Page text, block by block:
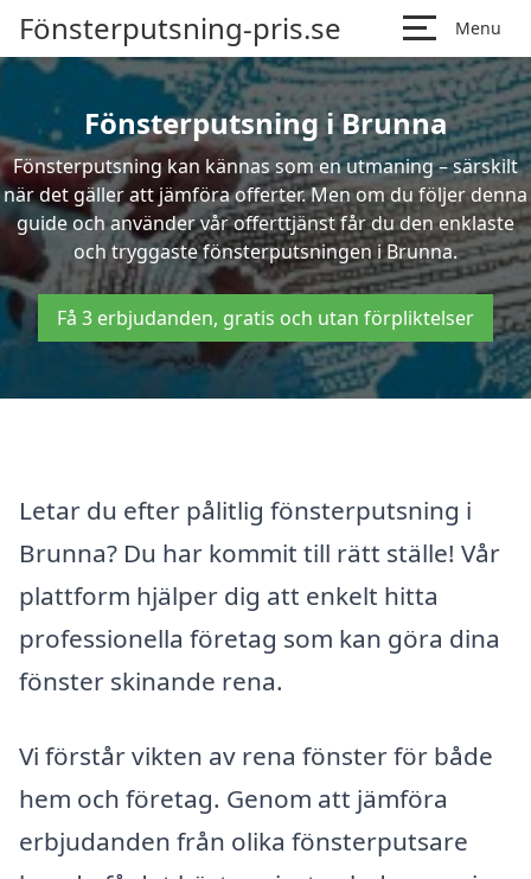
Fönsterputsning-pris.se Menu
Fönsterputsning i Brunna
Fönsterputsning kan kännas som en utmaning – särskilt
när det gäller att jämföra offerter. Men om du följer denna
guide och använder vår offerttjänst får du den enklaste
och tryggaste fönsterputsningen i Brunna.
Få 3 erbjudanden, gratis och utan förpliktelser
Letar du efter pålitlig fönsterputsning i
Brunna? Du har kommit till rätt ställe! Vår
plattform hjälper dig att enkelt hitta
professionella företag som kan göra dina
fönster skinande rena.
Vi förstår vikten av rena fönster för både
hem och företag. Genom att jämföra
erbjudanden från olika fönsterputsare